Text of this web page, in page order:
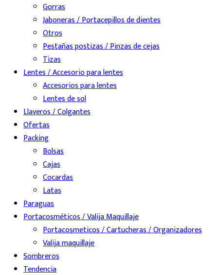
Gorras
Jaboneras / Portacepillos de dientes
Otros
Pestañas postizas / Pinzas de cejas
Tizas
Lentes / Accesorio para lentes
Accesorios para lentes
Lentes de sol
Llaveros / Colgantes
Ofertas
Packing
Bolsas
Cajas
Cocardas
Latas
Paraguas
Portacosméticos / Valija Maquillaje
Portacosmeticos / Cartucheras / Organizadores
Valija maquillaje
Sombreros
Tendencia